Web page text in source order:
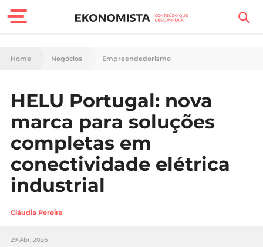
Finanças Pessoais
Carreira
Casa
Lifestyle
Sociedade
Home Negócios Empreendedorismo
HELU Portugal: nova
marca para soluções
completas em
conectividade elétrica
industrial
Cláudia Pereira
29 Abr, 2026